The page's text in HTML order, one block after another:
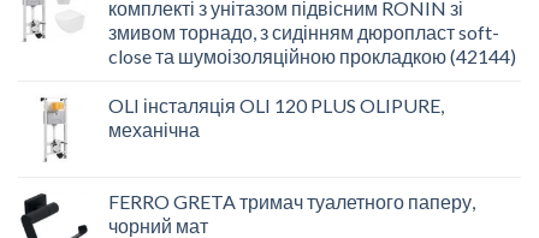
комплекті з унітазом підвісним RONIN зі
змивом торнадо, з сидінням дюропласт soft-
close та шумоізоляційною прокладкою (42144)
OLI інсталяція OLI 120 PLUS OLIPURE,
механічна
FERRO GRETA тримач туалетного паперу,
чорний мат